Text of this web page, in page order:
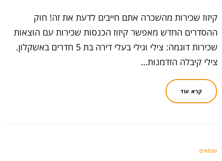
קיזוז שכירות מהשכרה אתם חייבים לדעת את זה! חוק
ההסדרים החדש מאפשר קיזוז הכנסות שכירות עם הוצאות
שכירות דוגמה: צילי וגילי בעלי דירה בת 5 חדרים באשקלון.
צילי קיבלה הזדמנות…
קרא עוד
עצמאים